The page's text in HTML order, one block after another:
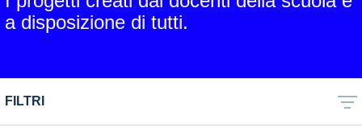
a disposizione di tutti.
FILTRI